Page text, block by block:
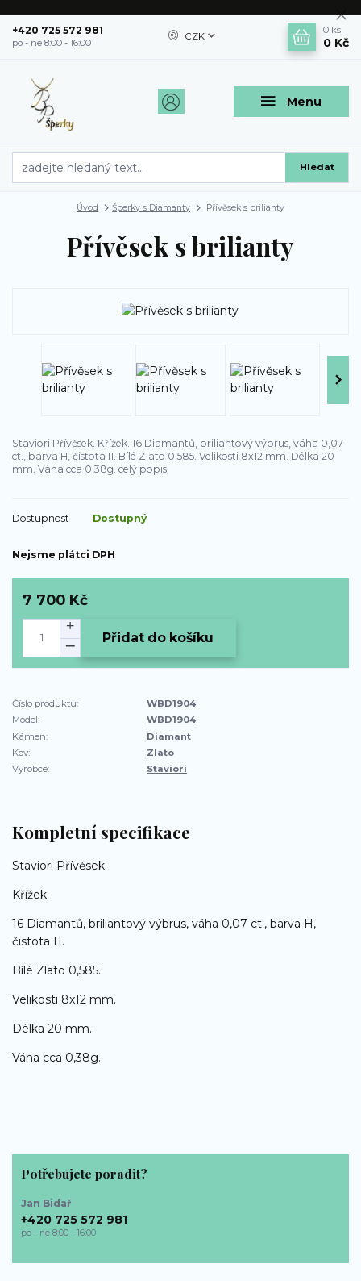
Menu
CZK
Hledat
+420 725 572 981
po - ne 8:00 - 16:00
0 ks
0 Kč
Úvod Šperky s Diamanty Přívěsek s brilianty
Přívěsek s brilianty
Staviori Přívěsek. Křížek. 16 Diamantů, briliantový výbrus, váha 0,07
ct., barva H, čistota I1. Bílé Zlato 0,585. Velikosti 8x12 mm. Délka 20
mm. Váha cca 0,38g. celý popis
Dostupnost Dostupný
Nejsme plátci DPH
7 700 Kč
Přidat do košíku
Číslo produktu:
WBD1904
Model:
WBD1904
Kámen:
Diamant
Kov:
Zlato
Výrobce:
Staviori
Kompletní specifikace
Staviori Přívěsek.
Křížek.
16 Diamantů, briliantový výbrus, váha 0,07 ct., barva H,
čistota I1.
Bílé Zlato 0,585.
Velikosti 8x12 mm.
Délka 20 mm.
Váha cca 0,38g.
Potřebujete poradit?
Jan Bidař
+420 725 572 981
po - ne 8:00 - 16:00